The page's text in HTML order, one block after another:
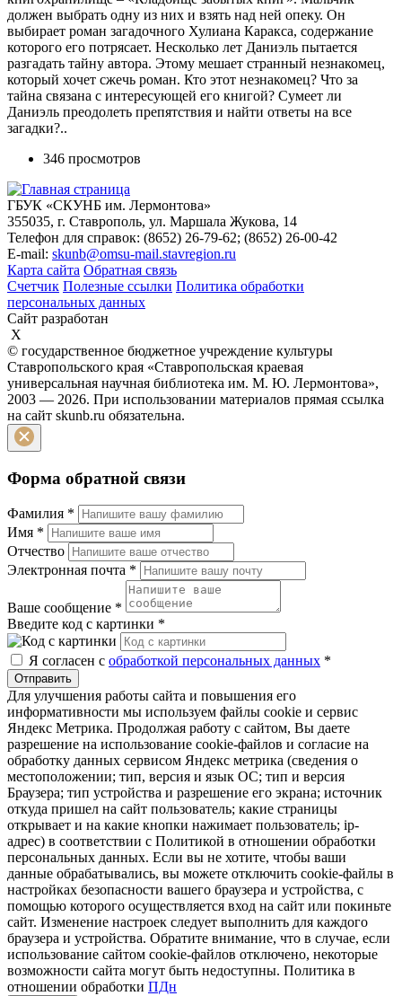
должен выбрать одну из них и взять над ней опеку. Он
выбирает роман загадочного Хулиана Каракса, содержание
которого его потрясает. Несколько лет Даниэль пытается
разгадать тайну автора. Этому мешает странный незнакомец,
который хочет сжечь роман. Кто этот незнакомец? Что за
тайна связана с интересующей его книгой? Сумеет ли
Даниэль преодолеть препятствия и найти ответы на все
загадки?..
346 просмотров
ГБУК «СКУНБ им. Лермонтова»
355035, г. Ставрополь, ул. Маршала Жукова, 14
Телефон для справок: (8652) 26-79-62; (8652) 26-00-42
E-mail: skunb@omsu-mail.stavregion.ru
Карта сайта Обратная связь
Счетчик Полезные ссылки Политика обработки
персональных данных
Сайт разработан
X
© государственное бюджетное учреждение культуры
Ставропольского края «Ставропольская краевая
универсальная научная библиотека им. М. Ю. Лермонтова»,
2003 — 2026. При использовании материалов прямая ссылка
на сайт skunb.ru обязательна.
Форма обратной связи
Фамилия *
Имя *
Отчество
Электронная почта *
Ваше сообщение *
Введите код с картинки *
Я согласен с обработкой персональных данных *
Отправить
Для улучшения работы сайта и повышения его
информативности мы используем файлы cookie и сервис
Яндекс Метрика. Продолжая работу с сайтом, Вы даете
разрешение на использование cookie-файлов и согласие на
обработку данных сервисом Яндекс метрика (сведения о
местоположении; тип, версия и язык ОС; тип и версия
Браузера; тип устройства и разрешение его экрана; источник
откуда пришел на сайт пользователь; какие страницы
открывает и на какие кнопки нажимает пользователь; ip-
адрес) в соответствии с Политикой в отношении обработки
персональных данных. Если вы не хотите, чтобы ваши
данные обрабатывались, вы можете отключить cookie-файлы в
настройках безопасности вашего браузера и устройства, с
помощью которого осуществляется вход на сайт или покиньте
сайт. Изменение настроек следует выполнить для каждого
браузера и устройства. Обратите внимание, что в случае, если
использование сайтом cookie-файлов отключено, некоторые
возможности сайта могут быть недоступны. Политика в
отношении обработки ПДн